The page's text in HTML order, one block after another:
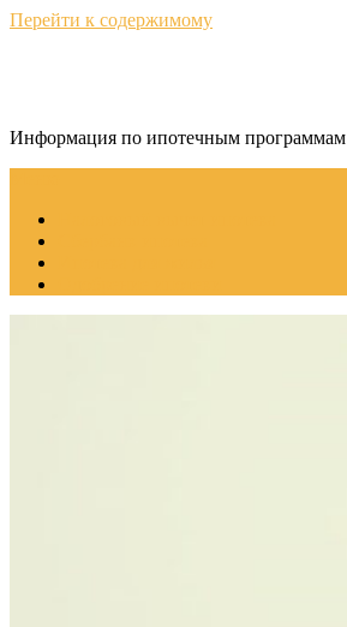
Перейти к содержимому
Информация по ипотечным программам